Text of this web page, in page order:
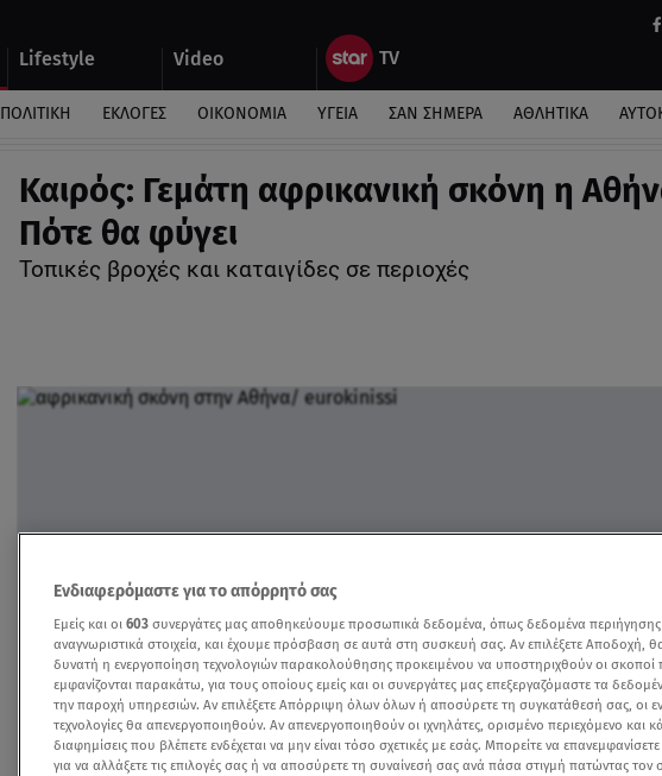
Lifestyle Video
ΠΟΛΙΤΙΚΗ ΕΚΛΟΓΕΣ ΟΙΚΟΝΟΜΙΑ ΥΓΕΙΑ ΣΑΝ ΣΗΜΕΡΑ ΑΘΛΗΤΙΚΑ
Καιρός: Γεμάτη αφρικανική σκόνη η
Πότε θα φύγει
Τοπικές βροχές και καταιγίδες σε περιοχές
Ενδιαφερόμαστε για το απόρρητό σας
Εμείς και οι 603 συνεργάτες μας αποθηκεύουμε προσωπικά δεδομένα, όπως δεδομένα
αναγνωριστικά στοιχεία, και έχουμε πρόσβαση σε αυτά στη συσκευή σας. Αν επιλέξετε Αποδοχή,
δυνατή η ενεργοποίηση τεχνολογιών παρακολούθησης προκειμένου να υποστηριχθούν οι σκοποί
εμφανίζονται παρακάτω, για τους οποίους εμείς και οι συνεργάτες μας επεξεργαζόμαστε τα
την παροχή υπηρεσιών. Αν επιλέξετε Απόρριψη όλων όλων ή αποσύρετε τη συγκατάθεσή σας, οι
τεχνολογίες θα απενεργοποιηθούν. Αν απενεργοποιηθούν οι ιχνηλάτες, ορισμένο περιεχόμενο και
διαφημίσεις που βλέπετε ενδέχεται να μην είναι τόσο σχετικές με εσάς. Μπορείτε να
για να αλλάξετε τις επιλογές σας ή να αποσύρετε τη συναίνεσή σας ανά πάσα στιγμή πατώντας τον